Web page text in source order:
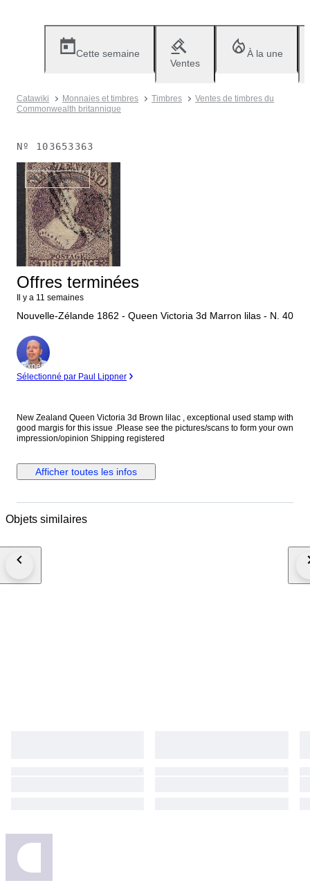
Cette semaine
Ventes
À la une
Catawiki Monnaies et timbres Timbres
Ventes de timbres du
Commonwealth britannique
Nº 103653363
Plus disponible
Offres terminées
Il y a 11 semaines
Nouvelle-Zélande 1862 - Queen Victoria 3d Marron lilas - N. 40
Expert
Sélectionné par Paul Lippner
New Zealand Queen Victoria 3d Brown lilac , exceptional used stamp with
good margis for this issue .Please see the pictures/scans to form your own
impression/opinion Shipping registered
Afficher toutes les infos
Objets similaires